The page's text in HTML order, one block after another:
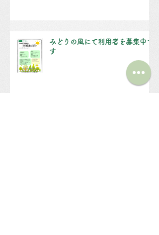
みどりの風にて利用者を募集中で
す